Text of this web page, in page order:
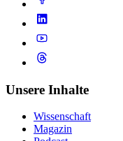
Unsere Inhalte
Wissenschaft
Magazin